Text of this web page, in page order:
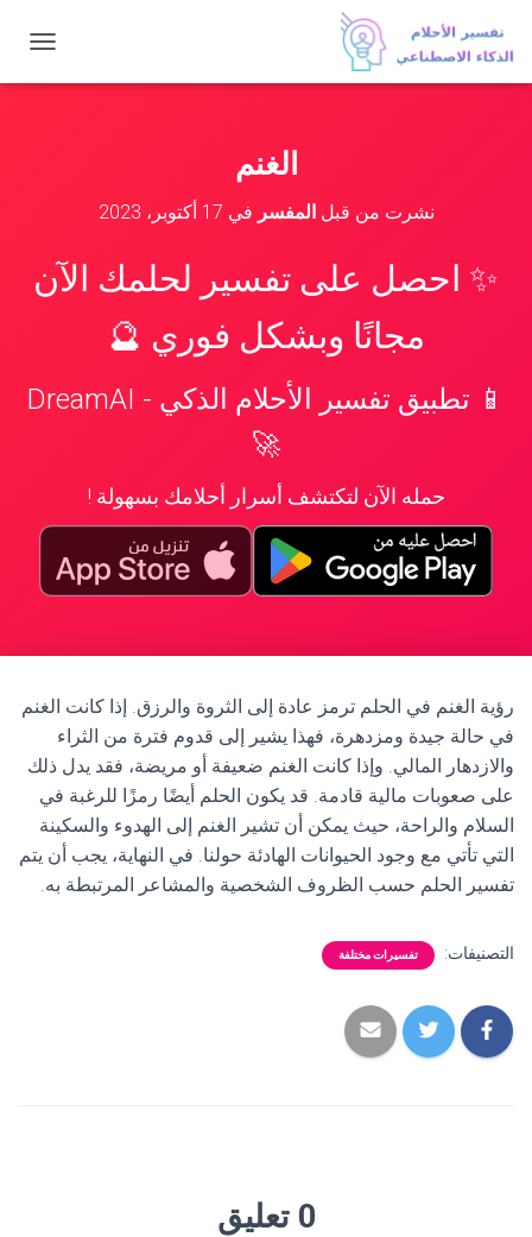
ب
ل
الغنم
نشرت من قبلالمفسر في 17 أكتوبر، 2023
✨ احصل على تفسير لحلمك الآن
مجانًا وبشكل فوري 🔮
📱 تطبيق تفسير الأحلام الذكي - DreamAI
🚀
حمله الآن لتكتشف أسرار أحلامك بسهولة !
رؤية الغنم في الحلم ترمز عادة إلى الثروة والرزق. إذا كانت الغنم
في حالة جيدة ومزدهرة، فهذا يشير إلى قدوم فترة من الثراء
والازدهار المالي. وإذا كانت الغنم ضعيفة أو مريضة، فقد يدل ذلك
على صعوبات مالية قادمة. قد يكون الحلم أيضًا رمزًا للرغبة في
السلام والراحة، حيث يمكن أن تشير الغنم إلى الهدوء والسكينة
التي تأتي مع وجود الحيوانات الهادئة حولنا. في النهاية، يجب أن يتم
تفسير الحلم حسب الظروف الشخصية والمشاعر المرتبطة به.
التصنيفات: تفسيرات مختلفة
0 تعليق